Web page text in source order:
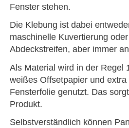
Fenster stehen.
Die Klebung ist dabei
maschinelle Kuvertierung
Abdeckstreifen, aber immer
Als Material wird in der Regel
weißes Offsetpapier und
Fensterfolie genutzt. Das
Produkt.
Selbstverständlich können